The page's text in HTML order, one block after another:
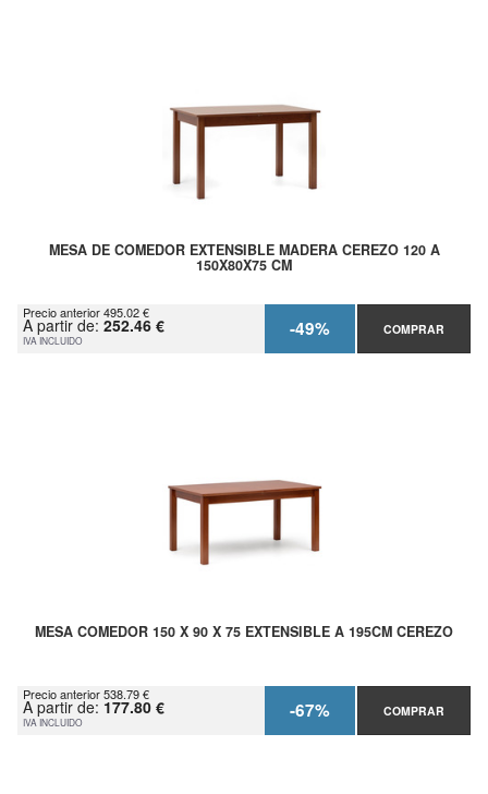
MESA DE COMEDOR EXTENSIBLE MADERA CEREZO 120 A
150X80X75 CM
Precio anterior 495.02 €
A partir de: 252.46 €
IVA INCLUIDO -49% COMPRAR
MESA COMEDOR 150 X 90 X 75 EXTENSIBLE A 195CM CEREZO
Precio anterior 538.79 €
A partir de: 177.80 €
IVA INCLUIDO -67% COMPRAR